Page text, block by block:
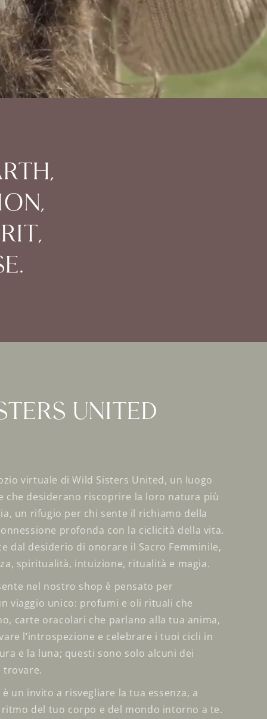
united
virtuale di Wild Sisters United, un luogo
che desiderano riscoprire la loro natura più
un rifugio per chi sente il richiamo della
profonda con la ciclicità della vita.
dal desiderio di onorare il Sacro Femminile,
spiritualità, intuizione, ritualità e magia.
nel nostro shop è pensato per
viaggio unico: profumi e oli rituali che
carte oracolari che parlano alla tua anima,
l’introspezione e celebrare i tuoi cicli in
e la luna; questi sono solo alcuni dei
un invito a risvegliare la tua essenza, a
del tuo corpo e del mondo intorno a te.